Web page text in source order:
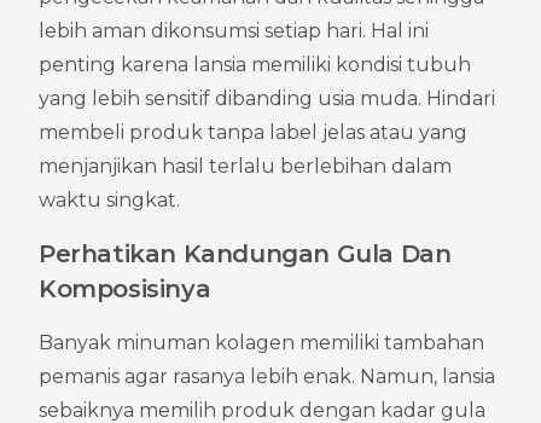
lebih aman dikonsumsi setiap hari. Hal ini
penting karena lansia memiliki kondisi tubuh
yang lebih sensitif dibanding usia muda. Hindari
membeli produk tanpa label jelas atau yang
menjanjikan hasil terlalu berlebihan dalam
waktu singkat.
Perhatikan Kandungan Gula Dan
Komposisinya
Banyak minuman kolagen memiliki tambahan
pemanis agar rasanya lebih enak. Namun, lansia
sebaiknya memilih produk dengan kadar gula